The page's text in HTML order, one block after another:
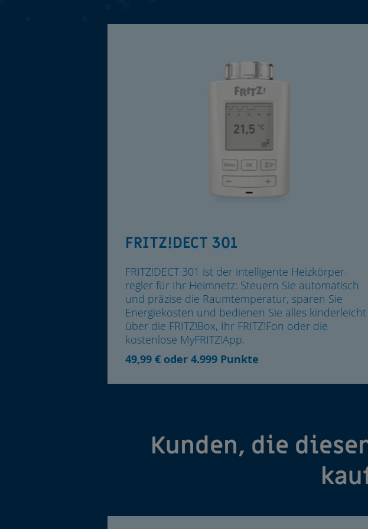
FRITZ!DECT 301
FRITZ!DECT 301 ist der intelligente Heizkörper-
regler für Ihr Heimnetz: Steuern Sie automatisch
und präzise die Raumtemperatur, sparen Sie
Energiekosten und bedienen Sie alles kinderleicht
über die FRITZ!Box, Ihr FRITZ!Fon oder die
kostenlose MyFRITZ!App.
49,99 € oder 4.999 Punkte
Kunden, die